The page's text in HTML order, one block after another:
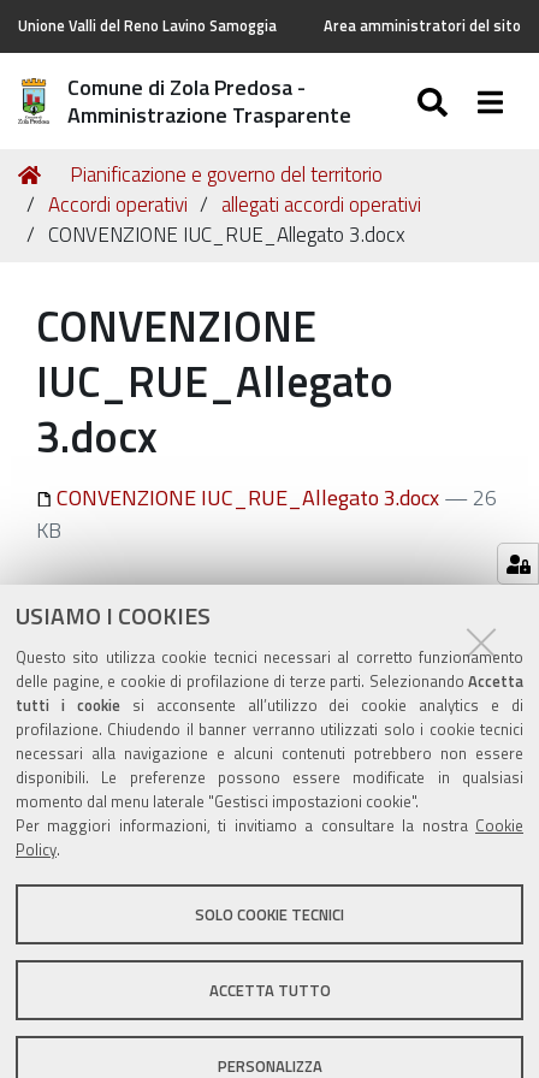
USIAMO I COOKIES
Questo sito utilizza cookie tecnici necessari al corretto funzionamento
delle pagine, e cookie di profilazione di terze parti. Selezionando Accetta
tutti i cookiesi acconsente all’utilizzo dei cookie analytics e di
profilazione. Chiudendo il banner verranno utilizzati solo i cookie tecnici
necessari alla navigazione e alcuni contenuti potrebbero non essere
disponibili. Le preferenze possono essere modificate in qualsiasi
momento dal menu laterale "Gestisci impostazioni cookie".
Per maggiori informazioni, ti invitiamo a consultare la nostra Cookie
Policy.
SOLO COOKIE TECNICI
ACCETTA TUTTO
PERSONALIZZA
Unione Valli del Reno Lavino Samoggia Area amministratori del sito
Comune di Zola Predosa -
Amministrazione Trasparente
Tu
sei
qui:
Home
Pianificazione e governo del territorio
Accordi operativi
allegati accordi operativi
CONVENZIONE IUC_RUE_Allegato 3.docx
CONVENZIONE
IUC_RUE_Allegato
3.docx
CONVENZIONE IUC_RUE_Allegato 3.docx— 26
KB
sul
documento
ultima modifica 11/04/2019
Valuta questo sito
Sito istituzionale Comune di Zola Predosa